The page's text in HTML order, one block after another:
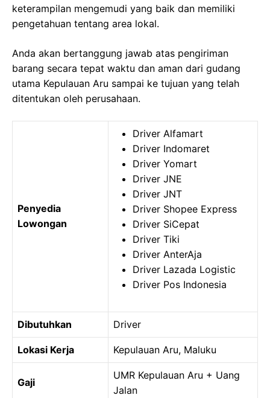
keterampilan mengemudi yang baik dan memiliki
pengetahuan tentang area lokal.
Anda akan bertanggung jawab atas pengiriman
barang secara tepat waktu dan aman dari gudang
utama Kepulauan Aru sampai ke tujuan yang telah
ditentukan oleh perusahaan.
Penyedia
Lowongan
Driver Alfamart
Driver Indomaret
Driver Yomart
Driver JNE
Driver JNT
Driver Shopee Express
Driver SiCepat
Driver Tiki
Driver AnterAja
Driver Lazada Logistic
Driver Pos Indonesia
Dibutuhkan Driver
Lokasi Kerja Kepulauan Aru, Maluku
Gaji
UMR Kepulauan Aru + Uang
Jalan